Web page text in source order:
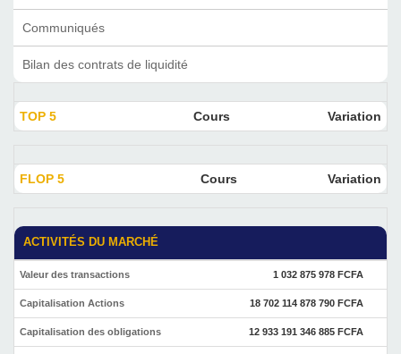
Communiqués
Bilan des contrats de liquidité
TOP 5 Cours Variation
FLOP 5 Cours Variation
ACTIVITÉS DU MARCHÉ
Valeur des transactions 1 032 875 978 FCFA
Capitalisation Actions 18 702 114 878 790 FCFA
Capitalisation des obligations 12 933 191 346 885 FCFA